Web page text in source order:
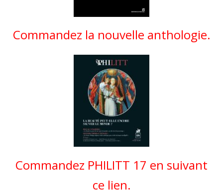
Commandez la nouvelle anthologie.
Commandez PHILITT 17 en suivant
ce lien.